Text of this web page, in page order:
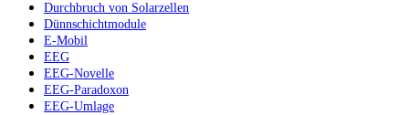
Durchbruch von Solarzellen
Dünnschichtmodule
E-Mobil
EEG
EEG-Novelle
EEG-Paradoxon
EEG-Umlage